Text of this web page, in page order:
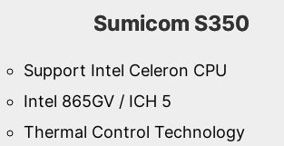
Sumicom S350
Support Intel Celeron CPU
Intel 865GV / ICH 5
Thermal Control Technology